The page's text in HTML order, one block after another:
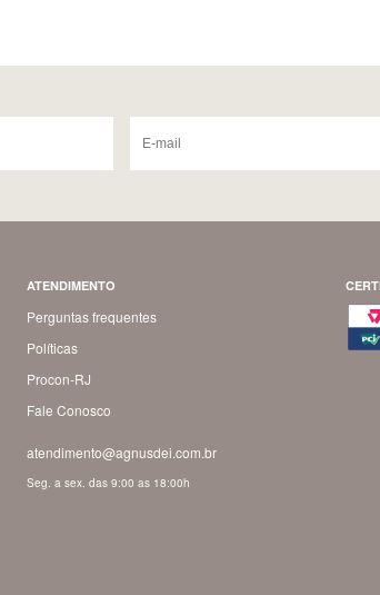
ATENDIMENTO
Perguntas frequentes
Políticas
Procon-RJ
Fale Conosco
atendimento@agnusdei.com.br
Seg. a sex. das 9:00 as 18:00h